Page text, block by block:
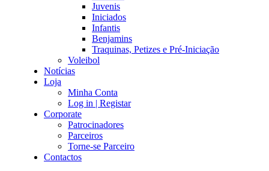
Juvenis
Iniciados
Infantis
Benjamins
Traquinas, Petizes e Pré-Iniciação
Voleibol
Notícias
Loja
Minha Conta
Log in | Registar
Corporate
Patrocinadores
Parceiros
Torne-se Parceiro
Contactos